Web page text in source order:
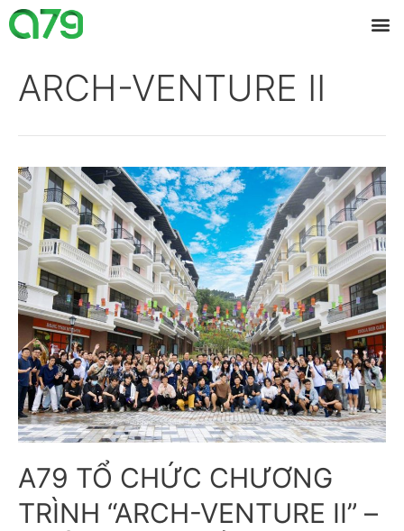
ARCH-VENTURE II
A79 TỔ CHỨC CHƯƠNG
TRÌNH “ARCH-VENTURE II” –